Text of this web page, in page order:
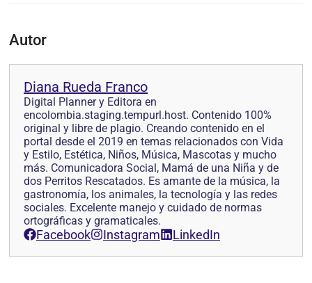
Autor
Diana Rueda Franco
Digital Planner y Editora en
encolombia.staging.tempurl.host. Contenido 100%
original y libre de plagio. Creando contenido en el
portal desde el 2019 en temas relacionados con Vida
y Estilo, Estética, Niños, Música, Mascotas y mucho
más. Comunicadora Social, Mamá de una Niña y de
dos Perritos Rescatados. Es amante de la música, la
gastronomía, los animales, la tecnología y las redes
sociales. Excelente manejo y cuidado de normas
ortográficas y gramaticales.
Facebook Instagram LinkedIn